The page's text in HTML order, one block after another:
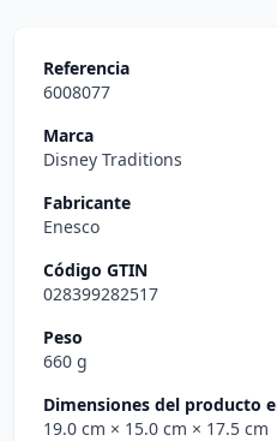
Referencia
6008077
Marca
Disney Traditions
Fabricante
Enesco
Código GTIN
028399282517
Peso
660 g
Dimensiones del producto
19.0 cm × 15.0 cm × 17.5 cm